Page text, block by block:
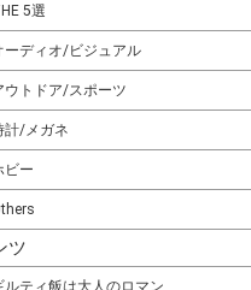
5選
ーディオ/ビジュアル
ウトドア/スポーツ
計/メガネ
ビー
ツ
ルティ飯は大人のロマン